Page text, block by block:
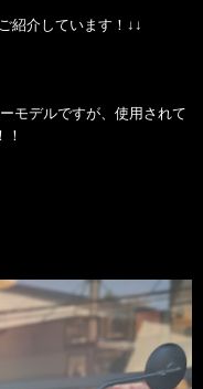
紹介しています！↓↓
モデルですが、使用されて
！